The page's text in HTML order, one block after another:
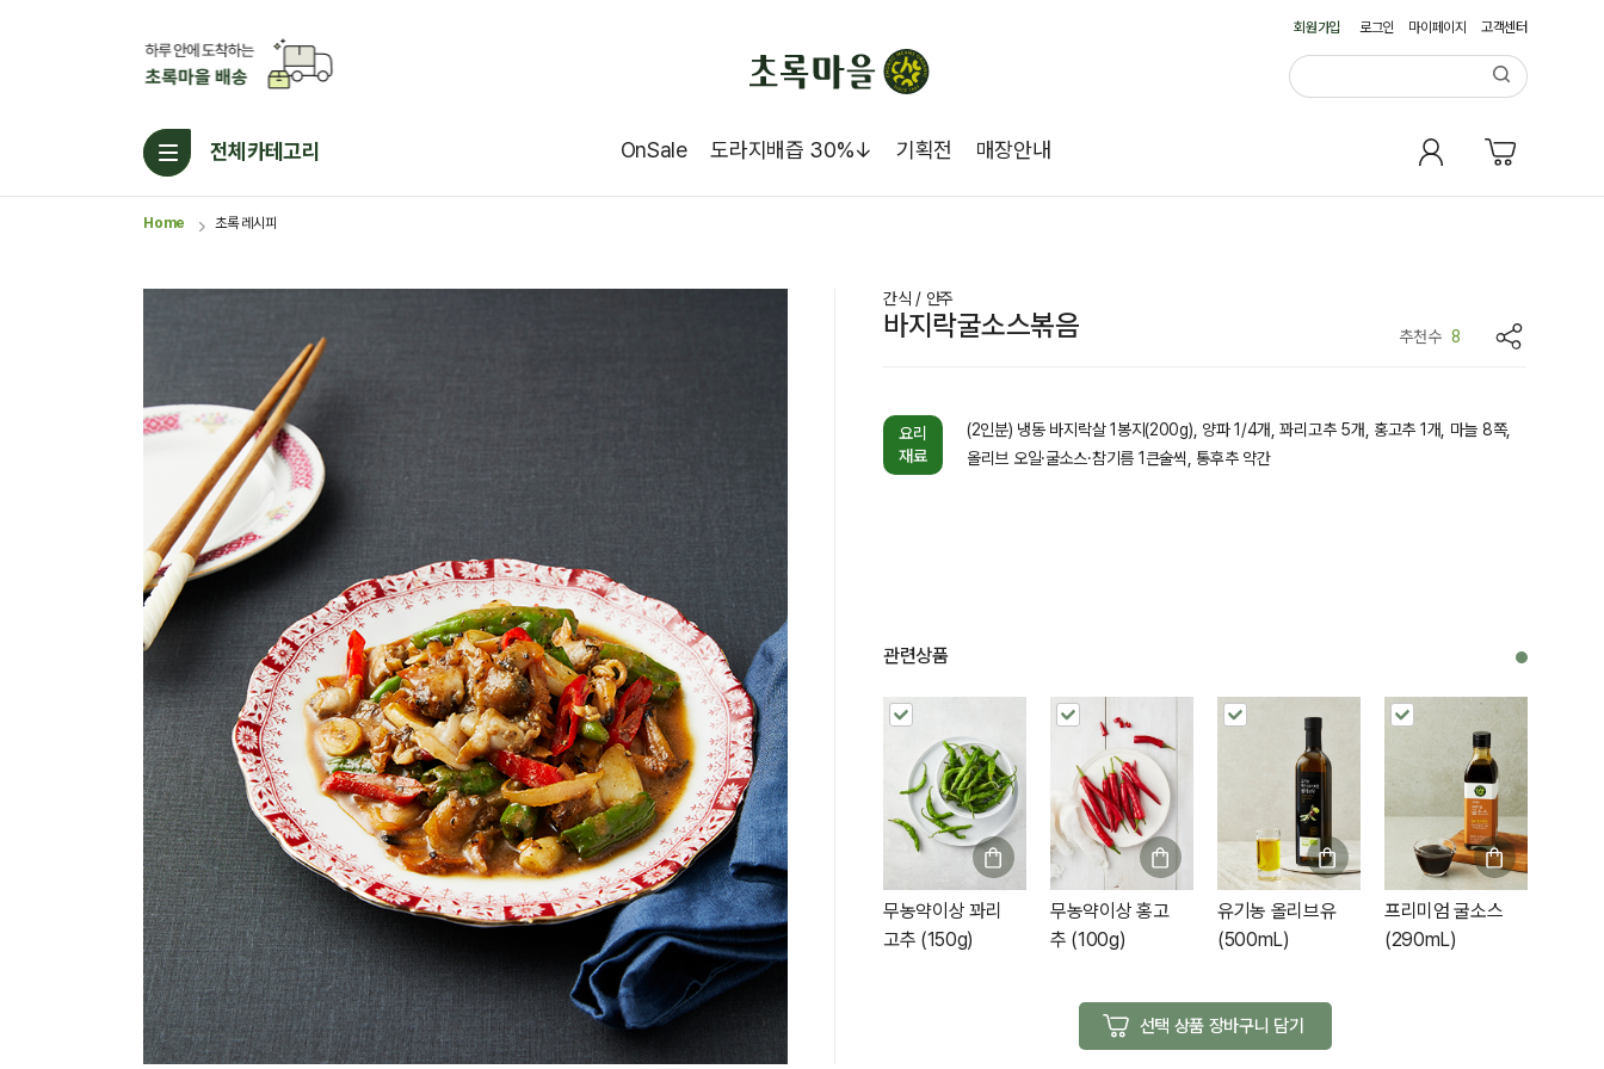
회원가입 로그인 마이페이지 고객센터
전체카테고리 OnSale 도라지배즙 30%↓ 기획전 매장안내
Home 초록 레시피
추천수 8
간식 / 안주
바지락굴소스볶음
요리
재료
(2인분) 냉동 바지락살 1봉지(200g), 양파 1/4개, 꽈리고추 5개, 홍고추 1개, 마늘 8쪽,
올리브 오일·굴소스·참기름 1큰술씩, 통후추 약간
관련상품
무농약이상 꽈리
고추 (150g)
무농약이상 홍고
추 (100g)
유기농 올리브유
(500mL)
프리미엄 굴소스
(290mL)
선택 상품 장바구니 담기